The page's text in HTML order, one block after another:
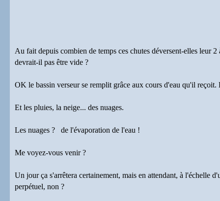
Au fait depuis combien de temps ces chutes déversent-elles leur
devrait-il pas être vide ?
OK le bassin verseur se remplit grâce aux cours d'eau qu'il
Et les pluies, la neige... des nuages.
Les nuages ? de l'évaporation de l'eau !
Me voyez-vous venir ?
Un jour ça s'arrêtera certainement, mais en attendant, à l'échelle
perpétuel, non ?